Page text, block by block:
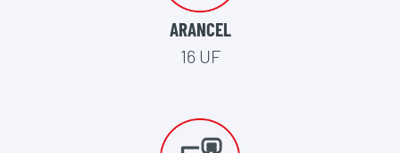
ARANCEL
16 UF